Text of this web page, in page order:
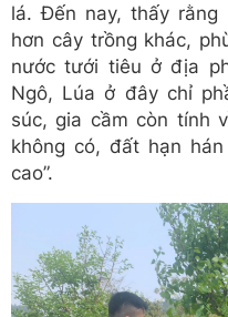
lá. Đến nay, thấy
hơn cây trồng khác,
nước tưới tiêu ở địa
Ngô, Lúa ở đây chỉ
súc, gia cầm còn tính
không có, đất hạn
cao”.